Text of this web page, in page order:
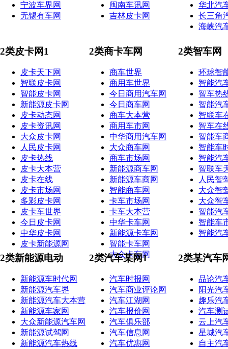
宁波车界网
无锡有车网
闽南车讯网
吉林皮卡网
华北汽
长三角
海峡汽
2类皮卡网1
皮卡天下网
智联皮卡网
智能皮卡网
新能源皮卡网
皮卡动态网
皮卡资讯网
大众皮卡网
人民皮卡网
皮卡热线
皮卡大本营
皮卡在线
皮卡市场网
多彩皮卡网
皮卡车世界
今日皮卡网
中华皮卡网
皮卡新能源网
2类商卡车网
商车世界
商用车世界
今日商用汽车网
今日商车网
商车大本营
商用车市网
中华商用汽车网
大众商车网
商车市场网
新能源商车网
新能源车商网
智能商车网
卡车市场网
卡车大本营
中华卡车网
新能源卡车网
智能卡车网
大众卡车网
2类智车网
环球智
智能汽
智车热
智能汽
智联车
智车在
智能车
智能车
智能汽
智联车
人民智
大众智
大众智
智能汽
智能车
智能汽
2类新能源电动
新能源车时代网
新能源汽车界
新能源汽车大本营
新能源车家网
大众新能源汽车网
新能源试驾网
新能源汽车热线
2类汽车某网1
汽车时报网
汽车商业评论网
汽车江湖网
汽车报价网
汽车俱乐部
汽车信息网
汽车优惠网
2类某汽车
品论汽
阳光汽
趣乐汽
汽车测
云上汽
星城汽
自主汽